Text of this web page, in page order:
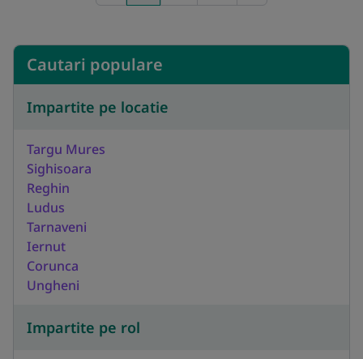
Cautari populare
Impartite pe locatie
Targu Mures
Sighisoara
Reghin
Ludus
Tarnaveni
Iernut
Corunca
Ungheni
Impartite pe rol